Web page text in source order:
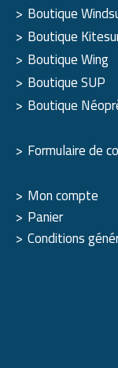
Boutique
Boutique
Boutique Wing
Boutique SUP
Boutique
Formulaire de
Mon compte
Panier
Conditions